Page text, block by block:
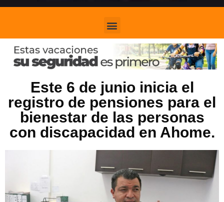
Este 6 de junio inicia el
registro de pensiones para el
bienestar de las personas
con discapacidad en Ahome.